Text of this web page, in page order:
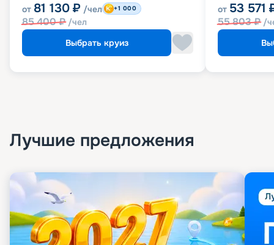
от 81 130 ₽ /чел
85 400₽ /чел
+1 000
Выбрать круиз
от 53 571
55 803₽ /
Лучшие предложения